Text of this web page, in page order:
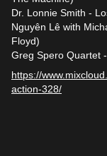
Dr. Lonnie Smith -
Nguyên Lê with
Floyd)
Greg Spero Quartet
https://
action-328/